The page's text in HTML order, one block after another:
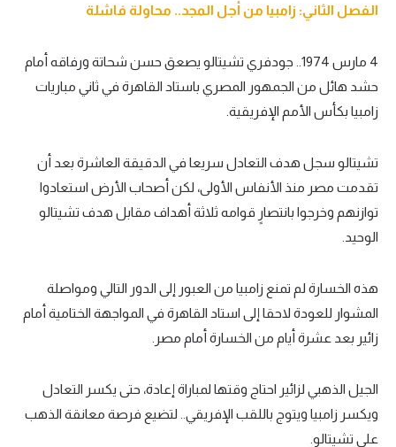
الفصل الثاني: زامبيا من أجل المجد.. محاولة فاشلة
4 مارس 1974.. جودفري تشيتالو يصعق حسن شحاتة ورفاقه أمام
حشد هائل من الجمهور المصري باستاد القاهرة في ثاني مباريات
زامبيا بكأس الأمم الإفريقية.
تشيتالو سجل هدف التعادل سريعا في الدقيقة العاشرة بعد أن
تقدمت مصر منذ الأنفاس الأولى، لكن أصحاب الأرض استعادوا
توازنهم وخرجوا بانتصارٍ قوامه ثلاثة أهداف مقابل هدف تشيتالو
الوحيد.
هذه الخسارة لم تمنع زامبيا من العبور إلى الدور التالي ومواصلة
المشوار للعودة لاحقا إلى استاد القاهرة في المواجهة الختامية أمام
زائير بعد عشرة أيام من الخسارة أمام مصر.
الجيل الذهبي لزائير احتاج وقتها لمباراة إعادة، حتى يكسر التعادل
ويكسر زامبيا ويتوج باللقب الإفريقي.. لتضيع فرصة معانقة الذهب
على تشيتالو.